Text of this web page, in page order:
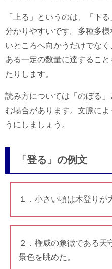
「上る」というのは、「下
分かりやすいです。多種多
いところへ向かうだけでなく
ある一定の数量に達するこ
たりします。
読み方については「のぼる
む場合があります。文脈に
うにしましょう。
「登る」の例文
１．小さい頃は木登りが
２．権威の象徴である天
景色を眺めた。